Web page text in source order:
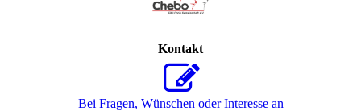
Kontakt
Bei Fragen, Wünschen oder Interesse an